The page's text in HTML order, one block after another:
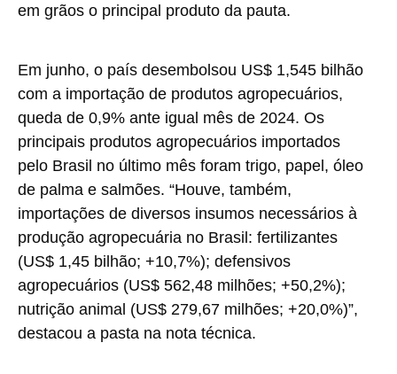
em grãos o principal produto da pauta.
Em junho, o país desembolsou US$ 1,545 bilhão
com a importação de produtos agropecuários,
queda de 0,9% ante igual mês de 2024. Os
principais produtos agropecuários importados
pelo Brasil no último mês foram trigo, papel, óleo
de palma e salmões. “Houve, também,
importações de diversos insumos necessários à
produção agropecuária no Brasil: fertilizantes
(US$ 1,45 bilhão; +10,7%); defensivos
agropecuários (US$ 562,48 milhões; +50,2%);
nutrição animal (US$ 279,67 milhões; +20,0%)”,
destacou a pasta na nota técnica.